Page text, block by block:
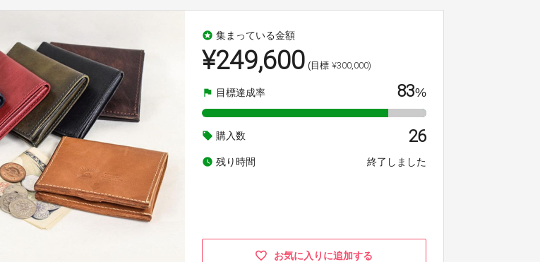
stars 集まっている金額
¥249,600 (目標 ¥300,000)
flag 目標達成率 83%
local_offer 購入数 26
watch_later 残り時間 終了しました
お気に入りに追加する